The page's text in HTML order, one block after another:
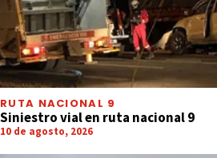
RUTA NACIONAL 9
Siniestro vial en ruta nacional 9
10 de agosto, 2026